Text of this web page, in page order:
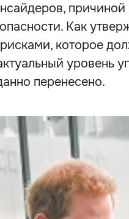
причиной
Как
которое
уровень
перенесено.